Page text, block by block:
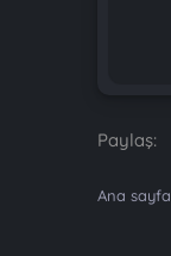
Paylaş:
Ana sayfa